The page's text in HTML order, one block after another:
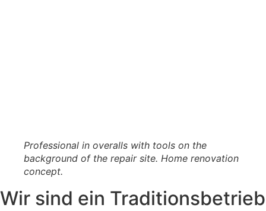
Professional in overalls with tools on the
background of the repair site. Home renovation
concept.
Wir sind ein Traditions­betrieb